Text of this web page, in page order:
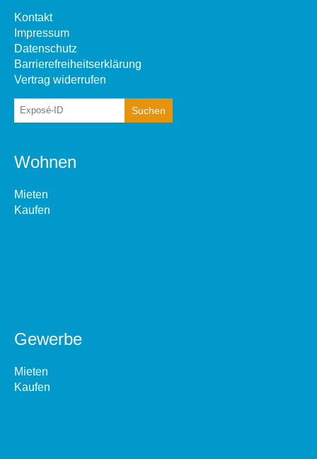
Kontakt
Impressum
Datenschutz
Barrierefreiheitserklärung
Vertrag widerrufen
Wohnen
Mieten
Kaufen
Gewerbe
Mieten
Kaufen